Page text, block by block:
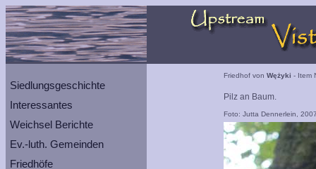
Siedlungsgeschichte
Interessantes
Weichsel Berichte
Ev.-luth. Gemeinden
Friedhöfe
Friedhof von Wężyki - Item
Pilz an Baum.
Foto: Jutta Dennerlein,